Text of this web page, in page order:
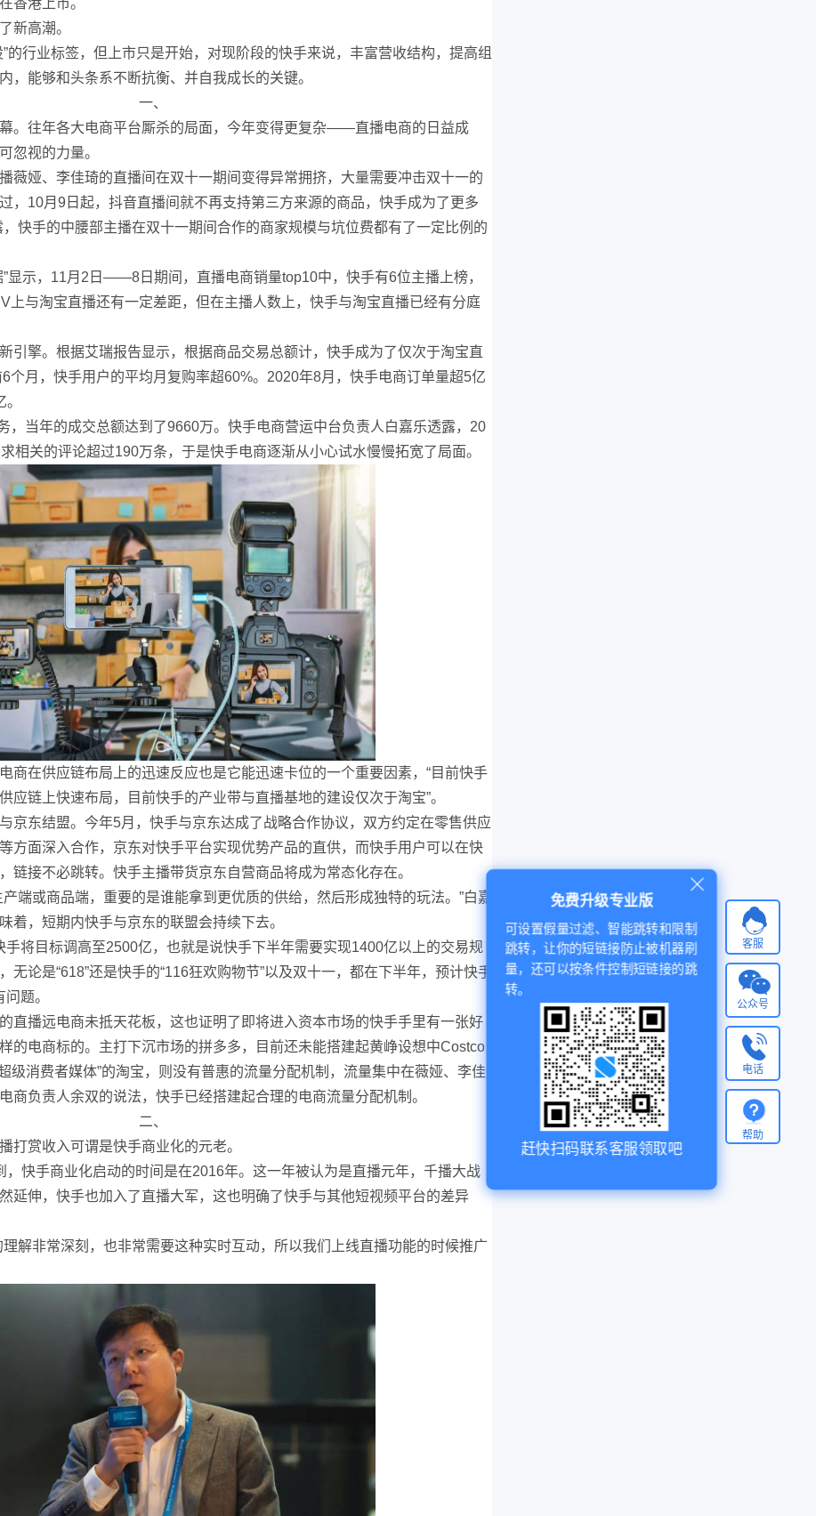
香港上市。
新高潮。
的行业标签，但上市只是开始，对现阶段的快手来说，丰富营收结构，提高组
，能够和头条系不断抗衡、并自我成长的关键。
一、
。往年各大电商平台厮杀的局面，今年变得更复杂——直播电商的日益成
忽视的力量。
薇娅、李佳琦的直播间在双十一期间变得异常拥挤，大量需要冲击双十一的
，10月9日起，抖音直播间就不再支持第三方来源的商品，快手成为了更多
快手的中腰部主播在双十一期间合作的商家规模与坑位费都有了一定比例的
显示，11月2日——8日期间，直播电商销量top10中，快手有6位主播上榜，
上与淘宝直播还有一定差距，但在主播人数上，快手与淘宝直播已经有分庭
引擎。根据艾瑞报告显示，根据商品交易总额计，快手成为了仅次于淘宝直
个月，快手用户的平均月复购率超60%。2020年8月，快手电商订单量超5亿
，当年的成交总额达到了9660万。快手电商营运中台负责人白嘉乐透露，20
相关的评论超过190万条，于是快手电商逐渐从小心试水慢慢拓宽了局面。
商在供应链布局上的迅速反应也是它能迅速卡位的一个重要因素，“目前快手
应链上快速布局，目前快手的产业带与直播基地的建设仅次于淘宝”。
京东结盟。今年5月，快手与京东达成了战略合作协议，双方约定在零售供应
方面深入合作，京东对快手平台实现优势产品的直供，而快手用户可以在快
链接不必跳转。快手主播带货京东自营商品将成为常态化存在。
端或商品端，重要的是谁能拿到更优质的供给，然后形成独特的玩法。”白嘉
着，短期内快手与京东的联盟会持续下去。
将目标调高至2500亿，也就是说快手下半年需要实现1400亿以上的交易规
无论是“618”还是快手的“116狂欢购物节”以及双十一，都在下半年，预计快手
题。
直播远电商未抵天花板，这也证明了即将进入资本市场的快手手里有一张好
的电商标的。主打下沉市场的拼多多，目前还未能搭建起黄峥设想中Costco
级消费者媒体”的淘宝，则没有普惠的流量分配机制，流量集中在薇娅、李佳
商负责人余双的说法，快手已经搭建起合理的电商流量分配机制。
二、
打赏收入可谓是快手商业化的元老。
，快手商业化启动的时间是在2016年。这一年被认为是直播元年，千播大战
延伸，快手也加入了直播大军，这也明确了快手与其他短视频平台的差异
解非常深刻，也非常需要这种实时互动，所以我们上线直播功能的时候推广
客服
免费升级专业版
可设置假量过滤、智能跳转和限制
跳转，让你的短链接防止被机器刷
量，还可以按条件控制短链接的跳
转。
赶快扫码联系客服领取吧
公众号
电话
帮助